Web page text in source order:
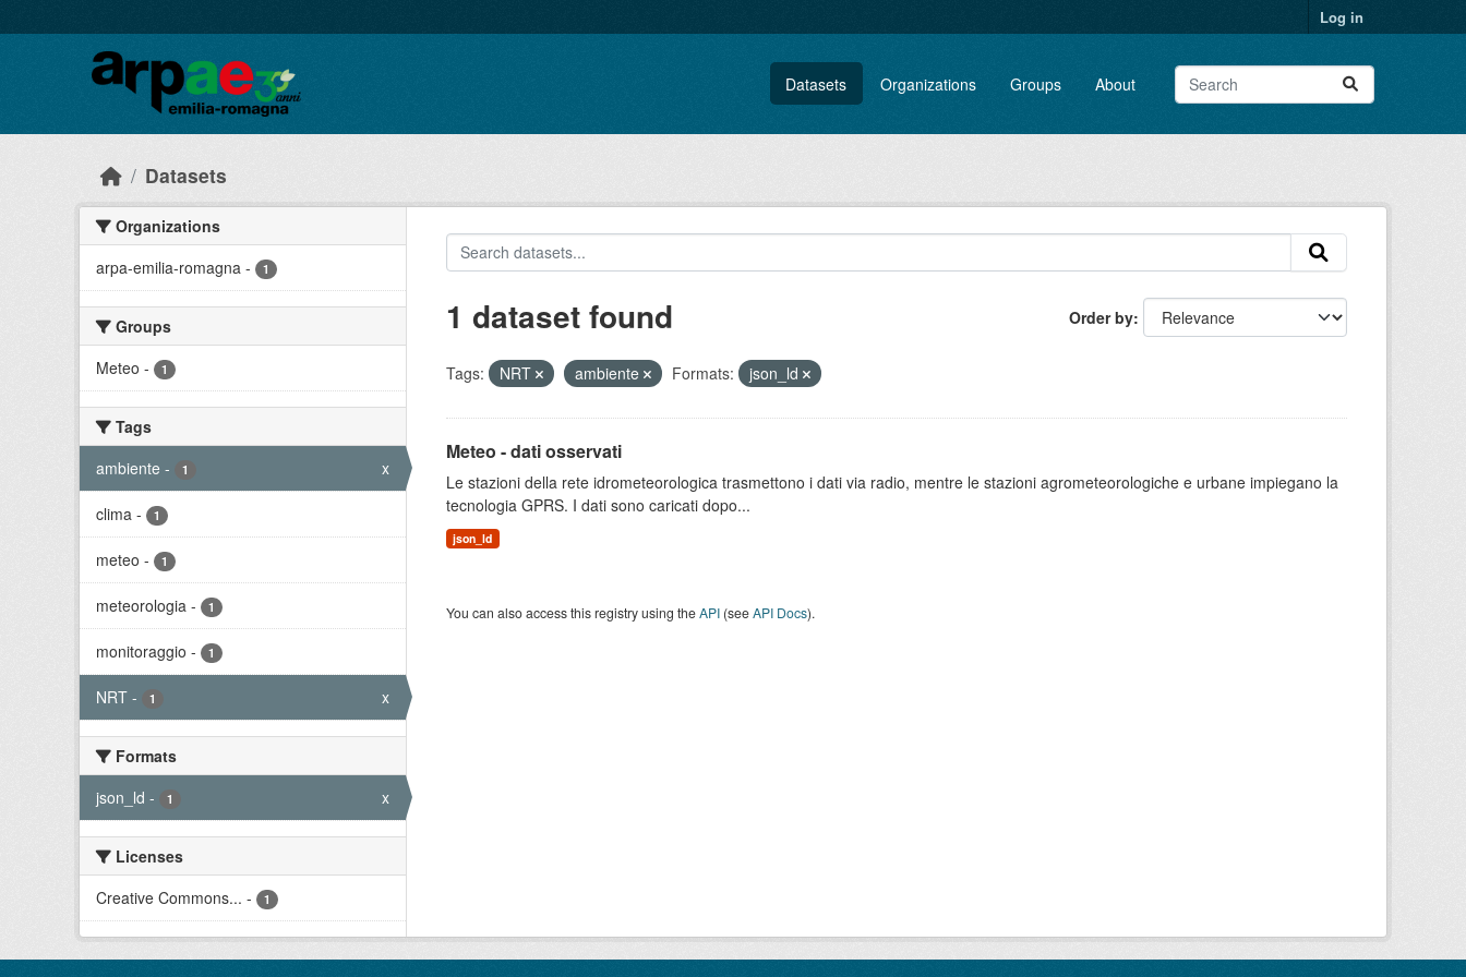
Log in
Datasets Organizations Groups About
Datasets
Organizations
arpa-emilia-romagna - 1
Groups
Meteo - 1
Tags
ambiente - 1 x
clima - 1
meteo - 1
meteorologia - 1
monitoraggio - 1
NRT - 1 x
Formats
json_ld - 1 x
Licenses
Creative Commons... - 1
Order by
1 dataset found
Tags: NRT ambiente Formats: json_ld
Meteo - dati osservati
Le stazioni della rete idrometeorologica trasmettono i dati via radio, mentre le stazioni agrometeorologiche e urbane impiegano la
tecnologia GPRS. I dati sono caricati dopo...
json_ld
You can also access this registry using theAPI(seeAPI Docs).